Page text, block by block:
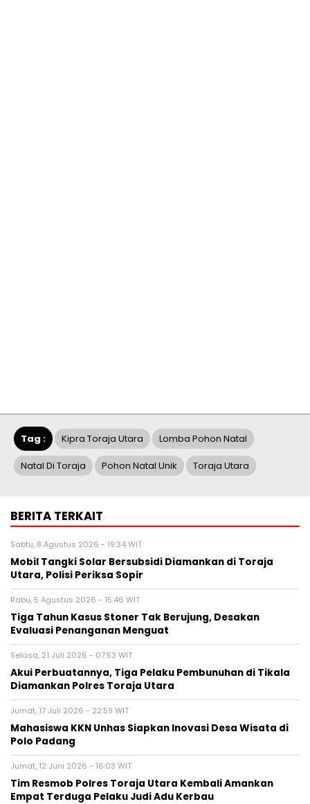
Tag : Kipra Toraja Utara Lomba Pohon Natal
Natal Di Toraja Pohon Natal Unik Toraja Utara
BERITA TERKAIT
Sabtu, 8 Agustus 2026 - 19:34 WIT
Mobil Tangki Solar Bersubsidi Diamankan di Toraja
Utara, Polisi Periksa Sopir
Rabu, 5 Agustus 2026 - 15:46 WIT
Tiga Tahun Kasus Stoner Tak Berujung, Desakan
Evaluasi Penanganan Menguat
Selasa, 21 Juli 2026 - 07:53 WIT
Akui Perbuatannya, Tiga Pelaku Pembunuhan di Tikala
Diamankan Polres Toraja Utara
Jumat, 17 Juli 2026 - 22:59 WIT
Mahasiswa KKN Unhas Siapkan Inovasi Desa Wisata di
Polo Padang
Jumat, 12 Juni 2026 - 16:03 WIT
Tim Resmob Polres Toraja Utara Kembali Amankan
Empat Terduga Pelaku Judi Adu Kerbau